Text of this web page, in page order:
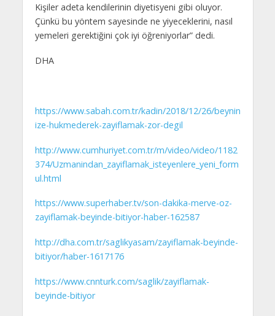
Kişiler adeta kendilerinin diyetisyeni gibi oluyor.
Çünkü bu yöntem sayesinde ne yiyeceklerini, nasıl
yemeleri gerektiğini çok iyi öğreniyorlar” dedi.
DHA
https://www.sabah.com.tr/kadin/2018/12/26/beynin
ize-hukmederek-zayiflamak-zor-degil
http://www.cumhuriyet.com.tr/m/video/video/1182
374/Uzmanindan_zayiflamak_isteyenlere_yeni_form
ul.html
https://www.superhaber.tv/son-dakika-merve-oz-
zayiflamak-beyinde-bitiyor-haber-162587
http://dha.com.tr/saglikyasam/zayiflamak-beyinde-
bitiyor/haber-1617176
https://www.cnnturk.com/saglik/zayiflamak-
beyinde-bitiyor